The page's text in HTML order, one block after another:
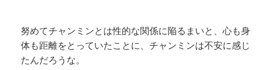
努めてチャンミンとは性的な関係に陥るまいと、心も身
体も距離をとっていたことに、チャンミンは不安に感じ
たんだろうな。